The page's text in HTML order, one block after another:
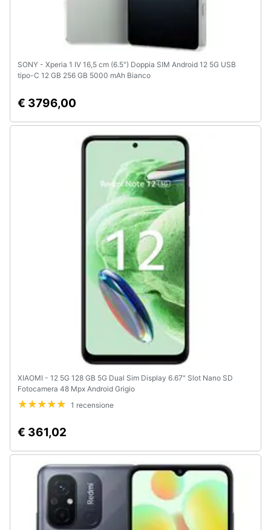
SONY - Xperia 1 IV 16,5 cm (6.5") Doppia SIM Android 12 5G USB
tipo-C 12 GB 256 GB 5000 mAh Bianco
€ 3796,00
XIAOMI - 12 5G 128 GB 5G Dual Sim Display 6.67" Slot Nano SD
Fotocamera 48 Mpx Android Grigio
1 recensione
€ 361,02